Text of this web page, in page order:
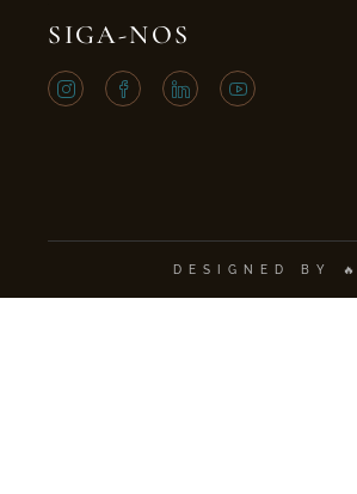
SIGA-NOS
DESIGNED BY 🔥